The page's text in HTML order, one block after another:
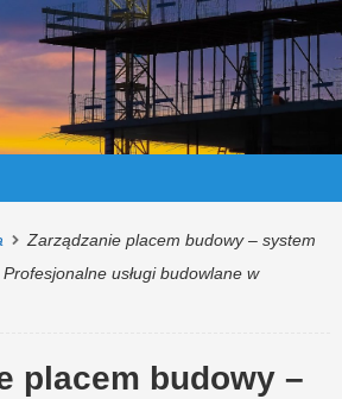
Zarządzanie placem budowy – system
usługi budowlane w
placem budowy –